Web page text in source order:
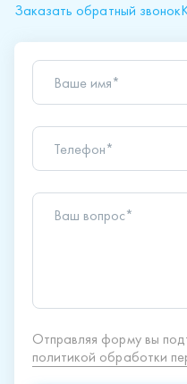
Заказать обратный звонок
Ваше имя*
Телефон*
Ваш вопрос*
Отправляя форму вы
политикой обработки